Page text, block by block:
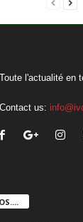
Toute l'actualité en
Contact us: